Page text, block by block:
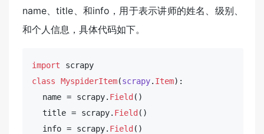
name、title、和info，用于表示讲师的姓名、级别、
和个人信息，具体代码如下。
import
class
MyspiderItem(scrapy. Item):
  name = scrapy.
Field ()
  title = scrapy.
Field ()
  info = scrapy.
Field ()